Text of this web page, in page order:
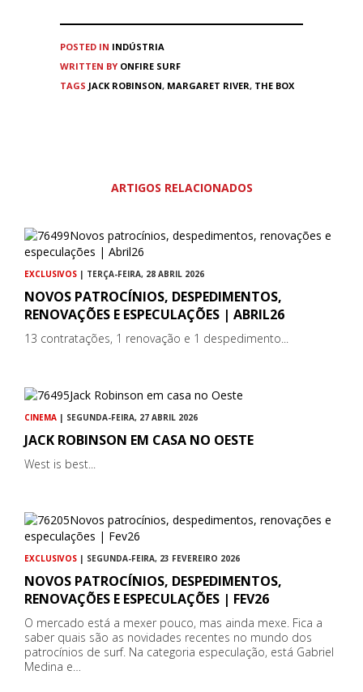
POSTED IN INDÚSTRIA
WRITTEN BY ONFIRE SURF
TAGS JACK ROBINSON, MARGARET RIVER, THE BOX
ARTIGOS RELACIONADOS
EXCLUSIVOS | TERÇA-FEIRA, 28 ABRIL 2026
NOVOS PATROCÍNIOS, DESPEDIMENTOS,
RENOVAÇÕES E ESPECULAÇÕES | ABRIL26
13 contratações, 1 renovação e 1 despedimento...
CINEMA | SEGUNDA-FEIRA, 27 ABRIL 2026
JACK ROBINSON EM CASA NO OESTE
West is best...
EXCLUSIVOS | SEGUNDA-FEIRA, 23 FEVEREIRO 2026
NOVOS PATROCÍNIOS, DESPEDIMENTOS,
RENOVAÇÕES E ESPECULAÇÕES | FEV26
O mercado está a mexer pouco, mas ainda mexe. Fica a
saber quais são as novidades recentes no mundo dos
patrocínios de surf. Na categoria especulação, está Gabriel
Medina e…